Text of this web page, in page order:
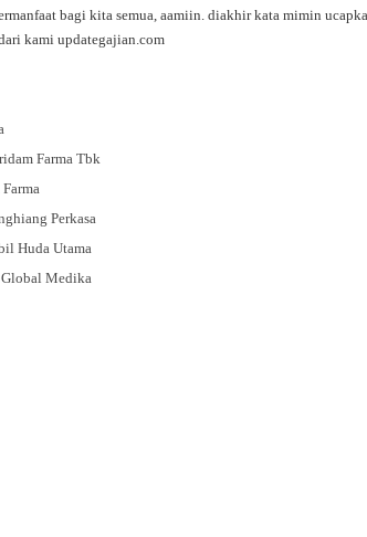
bagi kita semua, aamiin. diakhir kata mimin
kami updategajian.com
Farma Tbk
Perkasa
Huda Utama
Medika